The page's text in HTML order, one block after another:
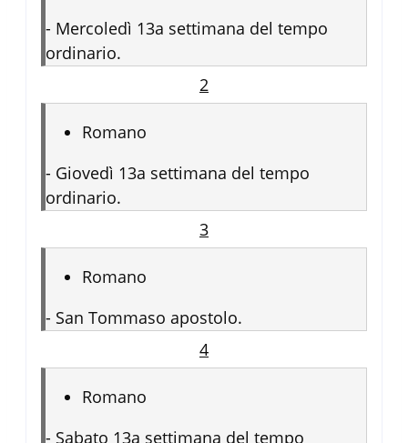
- Mercoledì 13a settimana del tempo
ordinario.
2
Romano
- Giovedì 13a settimana del tempo
ordinario.
3
Romano
- San Tommaso apostolo.
4
Romano
- Sabato 13a settimana del tempo